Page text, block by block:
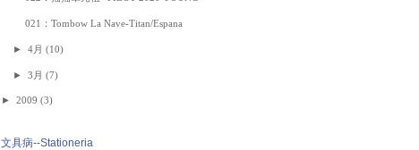
021：Tombow La Nave-Titan/Espana
►4月(10)
►3月(7)
► 2009 (3)
文具病--Stationeria